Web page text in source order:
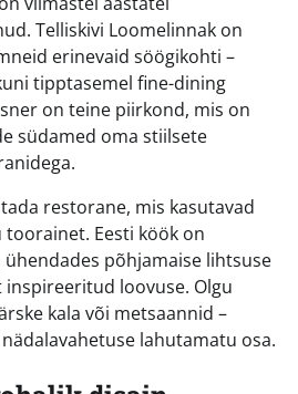
Telliskivi Loomelinnak on
erinevaid söögikohti –
tipptasemel fine-dining
on teine piirkond, mis on
südamed oma stiilsete
restorane, mis kasutavad
Eesti köök on
põhjamaise lihtsuse
loovuse. Olgu
kala või metsaannid –
lahutamatu osa.